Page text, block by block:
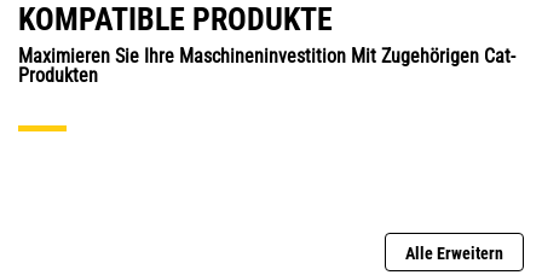
KOMPATIBLE PRODUKTE
Maximieren Sie Ihre Maschineninvestition Mit Zugehörigen Cat-
Produkten
Alle Erweitern